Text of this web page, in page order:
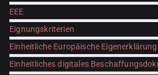
EEE
Eignungskriterien
Einheitliche Europäische Eigenerklärung
Einheitliches digitales